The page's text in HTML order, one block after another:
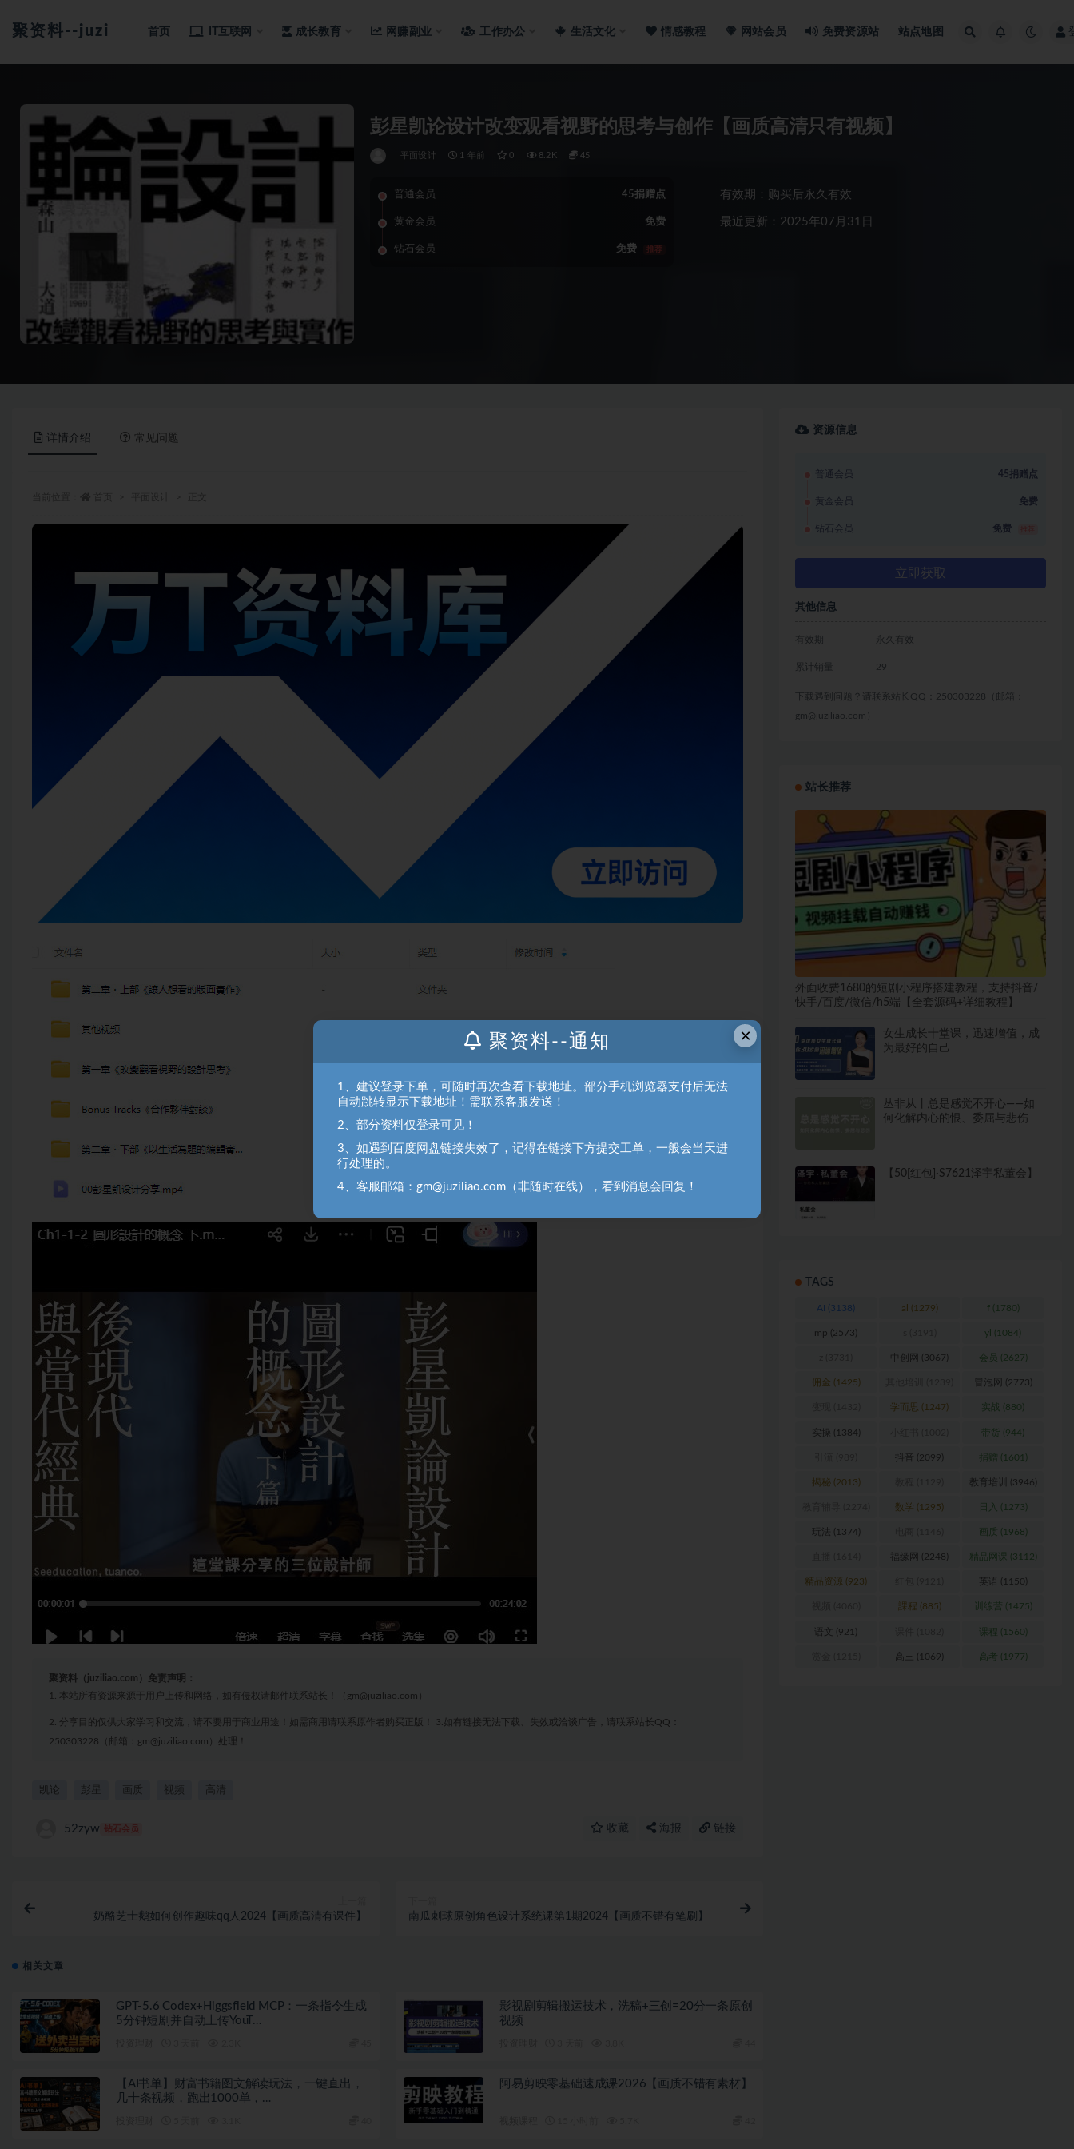
聚资料--juziliao.com--全网资料整合平台
首页 IT互联网 成长教育 网赚副业 工作办公 生活文化 情感教程 网站会员 免费资源站 站点地图
彭星凯论设计改变观看视野的思考与创作【画质高清只有视频】
平面设计 1 年前 0 8.2K 45
普通会员 45捐赠点
黄金会员 免费
钻石会员 免费 推荐
有效期：购买后永久有效
最近更新：2025年07月31日
详情介绍 常见问题
聚资料（juziliao.com）免责声明：
1. 本站所有资源来源于用户上传和网络，如有侵权请邮件联系站长！（gm@juziliao.com）
2. 分享目的仅供大家学习和交流，请不要用于商业用途！如需商用请联系原作者购买正版！ 3.如有链接无法下载、失效或洽谈广告，请联系站长QQ：
250303228（邮箱：gm@juziliao.com）处理！
凯论 彭星 画质 视频 高清
52zyw 钻石会员 收藏 海报 链接
奶酪芝士鹅如何创作趣味qq人2024【画质高清有课件】 南瓜刺球原创角色设计系统课第1期2024【画质不错有笔刷】
相关文章
GPT-5.6 Codex+Higgsfield MCP：一条指令生成
5分钟短剧并自动上传YouT…
影视剧剪辑搬运技术，洗稿+三创=20分一条原创
视频
【AI书单】财富书籍图文解读玩法，一键直出，
几十条视频，跑出1000单，…
阿易剪映零基础速成课2026【画质不错有素材】
资源信息
普通会员 45捐赠点
黄金会员 免费
钻石会员 免费
立即获取
其他信息
有效期 永久有效
累计销量 29
下载遇到问题？请联系站长QQ：250303228（邮箱：
gm@juziliao.com）
站长推荐
外面收费1680的短剧小程序搭建教程，支持抖音/
快手/百度/微信/h5端【全套源码+详细教程】
女生成长十堂课，迅速增值，成
为最好的自己
丛非从丨总是感觉不开心——如
何化解内心的恨、委屈与悲伤
【50[红包]·S7621泽宇私董会】
TAGS
AI (3138) al (1279) f(1780)
mp (2573) yl (1084)
中创网 (3067) 会员 (2627)
佣金 (1425) 冒泡网 (2773)
学而思 (1247) 实战 (880)
实操 (1384) 带货 (944)
抖音 (2099) (1601)
揭秘(2013) 教育培训 (3946)
数学 (1295) 日入 (1273)
玩法 (1374) 画质 (1968)
福缘网 (2248) 精品网课 (3112)
精品资源 (923) 英语 (1150)
課程 (885) 训练营 (1475)
语文 (921) 课程 (1560)
高三 (1069) 高考 (1977)
×
聚资料--通知
1、建议登录下单，可随时再次查看下载地址。部分手机浏览器支付后无法
自动跳转显示下载地址！需联系客服发送！
2、部分资料仅登录可见！
3、如遇到百度网盘链接失效了，记得在链接下方提交工单，一般会当天进
行处理的。
4、客服邮箱：gm@juziliao.com（非随时在线），看到消息会回复！